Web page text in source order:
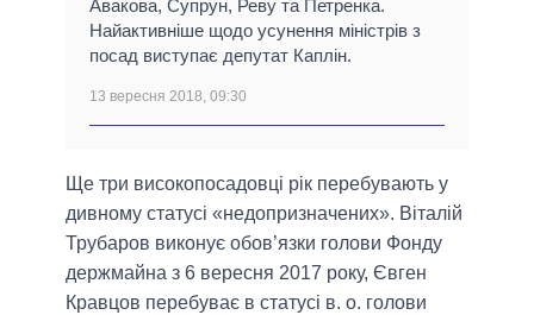
Авакова, Супрун, Реву та Петренка.
Найактивніше щодо усунення міністрів з
посад виступає депутат Каплін.
13 вересня 2018, 09:30
Ще три високопосадовці рік перебувають у
дивному статусі «недопризначених». Віталій
Трубаров виконує обов’язки голови Фонду
держмайна з 6 вересня 2017 року, Євген
Кравцов перебуває в статусі в. о. голови